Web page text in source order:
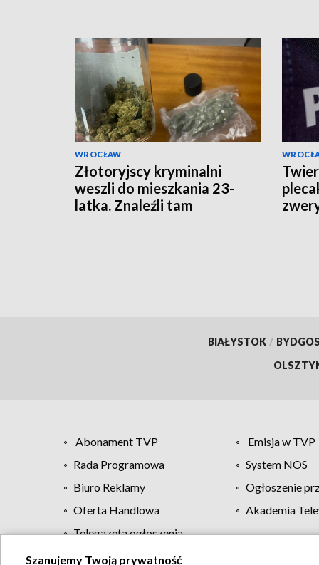
WROCŁAW
Złotoryjscy kryminalni
weszli do mieszkania 23-
latka. Znaleźli tam
BIAŁYSTOK /
Abonament TVP
Emisja w TVP
Rada Programowa
System NOS
Biuro Reklamy
Ogłoszenie
Oferta Handlowa
Akademia
Telegazeta ogłoszenia
Szanujemy Twoją prywatność